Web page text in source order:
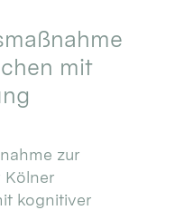
mit
zur
Kölner
kognitiver